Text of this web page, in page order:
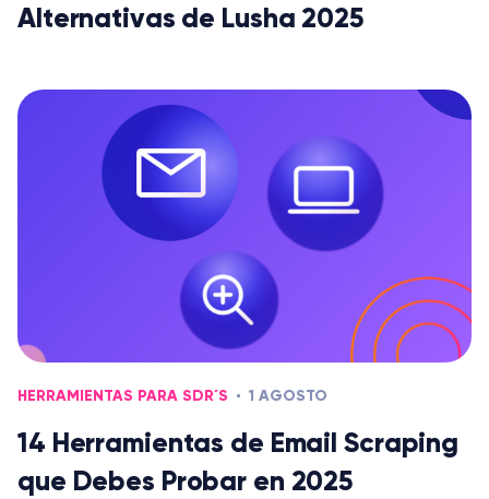
Alternativas de Lusha 2025
HERRAMIENTAS PARA SDR´S 1 AGOSTO
14 Herramientas de Email Scraping
que Debes Probar en 2025